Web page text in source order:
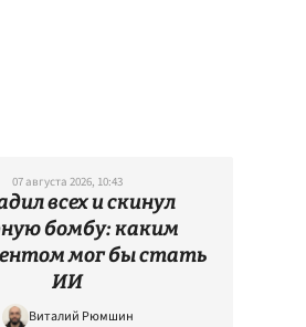
07 августа 2026, 10:43
всех и скинул
бомбу: каким
мог бы стать
ИИ
Виталий Рюмшин